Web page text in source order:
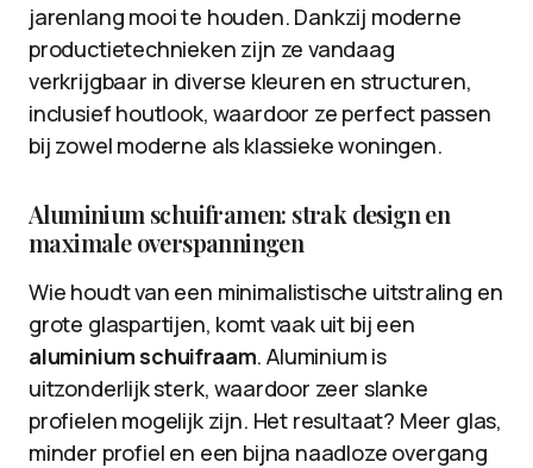
jarenlang mooi te houden. Dankzij moderne
productietechnieken zijn ze vandaag
verkrijgbaar in diverse kleuren en structuren,
inclusief houtlook, waardoor ze perfect passen
bij zowel moderne als klassieke woningen.
Aluminium schuiframen: strak design en
maximale overspanningen
Wie houdt van een minimalistische uitstraling en
grote glaspartijen, komt vaak uit bij een
aluminium schuifraam. Aluminium is
uitzonderlijk sterk, waardoor zeer slanke
profielen mogelijk zijn. Het resultaat? Meer glas,
minder profiel en een bijna naadloze overgang